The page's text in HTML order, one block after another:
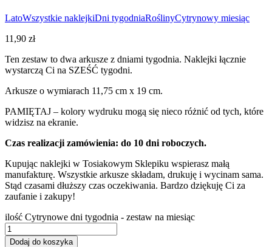
LatoWszystkie naklejkiDni tygodniaRoślinyCytrynowy miesiąc
11,90 zł
Ten zestaw to dwa arkusze z dniami tygodnia. Naklejki łącznie
wystarczą Ci na SZEŚĆ tygodni.
Arkusze o wymiarach 11,75 cm x 19 cm.
PAMIĘTAJ – kolory wydruku mogą się nieco różnić od tych, które
widzisz na ekranie.
Czas realizacji zamówienia: do 10 dni roboczych.
Kupując naklejki w Tosiakowym Sklepiku wspierasz małą
manufakturę. Wszystkie arkusze składam, drukuję i wycinam sama.
Stąd czasami dłuższy czas oczekiwania. Bardzo dziękuję Ci za
zaufanie i zakupy!
ilość Cytrynowe dni tygodnia - zestaw na miesiąc
Dodaj do koszyka